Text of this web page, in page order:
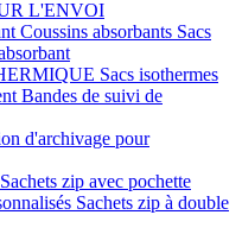
L'ENVOI
Coussins absorbants Sacs
Sacs isothermes
Bandes de suivi de
d'archivage pour
Sachets zip avec pochette
Sachets zip à double